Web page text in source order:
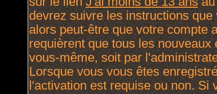
devrez suivre les instructions
alors peut-être que votre compte
requièrent que tous les
vous-même, soit par
Lorsque vous vous êtes
l'activation est requise ou non. Si